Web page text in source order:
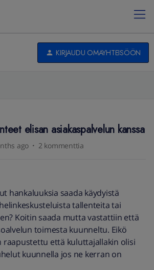
KIRJAUDU OMAYHTEISÖÖN
elisan asiakaspalvelun kanssa
ago 2 kommenttia
hankaluuksia saada käydyistä
tallenteita tai
Koitin saada mutta vastattiin että
toimesta kuunneltu. Eikö
raapustettu että kuluttajallakin olisi
kuunnella jos ne kerran on